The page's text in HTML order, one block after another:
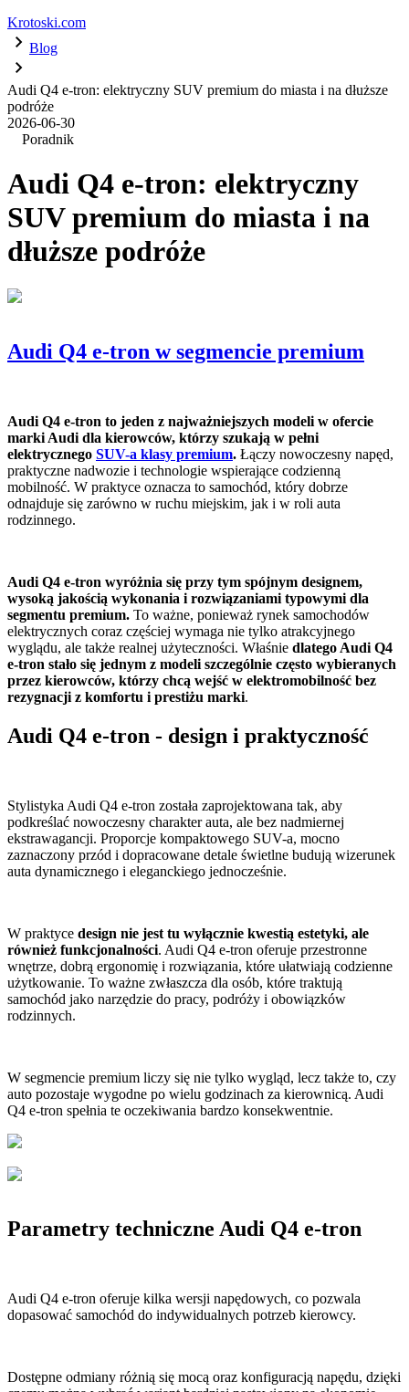
Krotoski.com
Blog
Audi Q4 e-tron: elektryczny SUV premium do miasta i na dłuższe
podróże
2026-06-30
Poradnik
Audi Q4 e-tron: elektryczny
SUV premium do miasta i na
dłuższe podróże
Audi Q4 e-tron w segmencie premium
Audi Q4 e-tron to jeden z najważniejszych modeli w ofercie
marki Audi dla kierowców, którzy szukają w pełni
elektrycznego SUV-a klasy premium. Łączy nowoczesny napęd,
praktyczne nadwozie i technologie wspierające codzienną
mobilność. W praktyce oznacza to samochód, który dobrze
odnajduje się zarówno w ruchu miejskim, jak i w roli auta
rodzinnego.
Audi Q4 e-tron wyróżnia się przy tym spójnym designem,
wysoką jakością wykonania i rozwiązaniami typowymi dla
segmentu premium. To ważne, ponieważ rynek samochodów
elektrycznych coraz częściej wymaga nie tylko atrakcyjnego
wyglądu, ale także realnej użyteczności. Właśnie dlatego Audi Q4
e-tron stało się jednym z modeli szczególnie często wybieranych
przez kierowców, którzy chcą wejść w elektromobilność bez
rezygnacji z komfortu i prestiżu marki.
Audi Q4 e-tron - design i praktyczność
Stylistyka Audi Q4 e-tron została zaprojektowana tak, aby
podkreślać nowoczesny charakter auta, ale bez nadmiernej
ekstrawagancji. Proporcje kompaktowego SUV-a, mocno
zaznaczony przód i dopracowane detale świetlne budują wizerunek
auta dynamicznego i eleganckiego jednocześnie.
W praktyce design nie jest tu wyłącznie kwestią estetyki, ale
również funkcjonalności. Audi Q4 e-tron oferuje przestronne
wnętrze, dobrą ergonomię i rozwiązania, które ułatwiają codzienne
użytkowanie. To ważne zwłaszcza dla osób, które traktują
samochód jako narzędzie do pracy, podróży i obowiązków
rodzinnych.
W segmencie premium liczy się nie tylko wygląd, lecz także to, czy
auto pozostaje wygodne po wielu godzinach za kierownicą. Audi
Q4 e-tron spełnia te oczekiwania bardzo konsekwentnie.
Parametry techniczne Audi Q4 e-tron
Audi Q4 e-tron oferuje kilka wersji napędowych, co pozwala
dopasować samochód do indywidualnych potrzeb kierowcy.
Dostępne odmiany różnią się mocą oraz konfiguracją napędu, dzięki